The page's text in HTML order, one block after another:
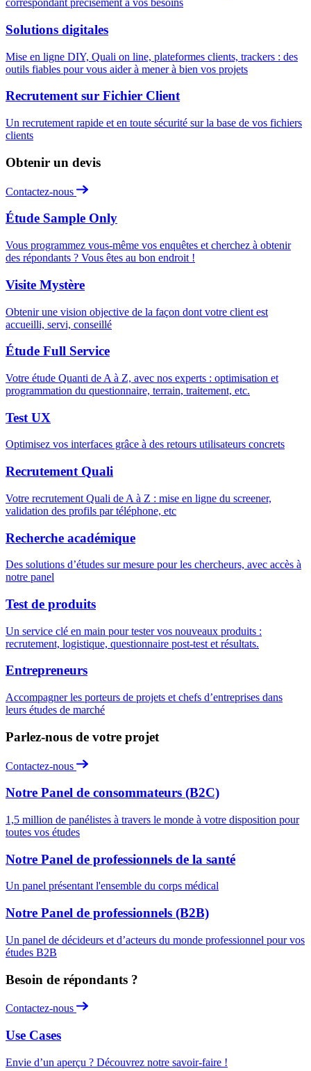
correspondant précisément à vos besoins
Solutions digitales
Mise en ligne DIY, Quali on line, plateformes clients, trackers : des
outils fiables pour vous aider à mener à bien vos projets
Recrutement sur Fichier Client
Un recrutement rapide et en toute sécurité sur la base de vos fichiers
clients
Obtenir un devis
Contactez-nous
Étude Sample Only
Vous programmez vous-même vos enquêtes et cherchez à obtenir
des répondants ? Vous êtes au bon endroit !
Visite Mystère
Obtenir une vision objective de la façon dont votre client est
accueilli, servi, conseillé
Étude Full Service
Votre étude Quanti de A à Z, avec nos experts : optimisation et
programmation du questionnaire, terrain, traitement, etc.
Test UX
Optimisez vos interfaces grâce à des retours utilisateurs concrets
Recrutement Quali
Votre recrutement Quali de A à Z : mise en ligne du screener,
validation des profils par téléphone, etc
Recherche académique
Des solutions d’études sur mesure pour les chercheurs, avec accès à
notre panel
Test de produits
Un service clé en main pour tester vos nouveaux produits :
recrutement, logistique, questionnaire post-test et résultats.
Entrepreneurs
Accompagner les porteurs de projets et chefs d’entreprises dans
leurs études de marché
Parlez-nous de votre projet
Contactez-nous
Notre Panel de consommateurs (B2C)
1,5 million de panélistes à travers le monde à votre disposition pour
toutes vos études
Notre Panel de professionnels de la santé
Un panel présentant l'ensemble du corps médical
Notre Panel de professionnels (B2B)
Un panel de décideurs et d’acteurs du monde professionnel pour vos
études B2B
Besoin de répondants ?
Contactez-nous
Use Cases
Envie d’un aperçu ? Découvrez notre savoir-faire !